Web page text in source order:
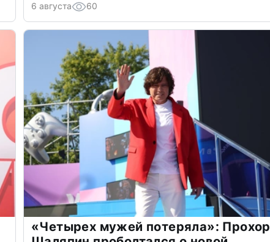
6 августа 60
«Четырех мужей потеряла»: Прохор